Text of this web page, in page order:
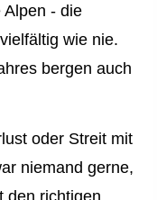
Alpen - die
wie nie.
bergen auch
oder Streit mit
niemand gerne,